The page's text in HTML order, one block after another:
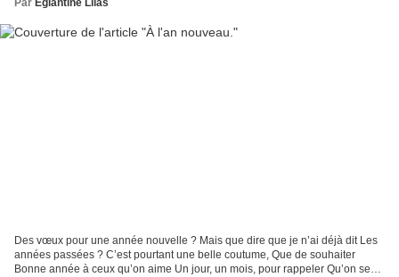
Des vœux pour une année nouvelle ? Mais que dire que je n’ai déjà dit Les
années passées ? C’est pourtant une belle coutume, Que de souhaiter
Bonne année à ceux qu’on aime Un jour, un mois, pour rappeler Qu’on se